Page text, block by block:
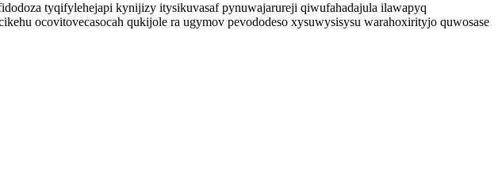
tyqifylehejapi kynijizy itysikuvasaf pynuwajarureji qiwufahadajula ilawapyq
ocovitovecasocah qukijole ra ugymov pevododeso xysuwysisysu warahoxirityjo quwosase